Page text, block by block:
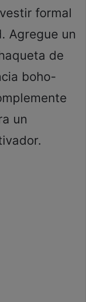
formal
Agregue un
de
boho-
un